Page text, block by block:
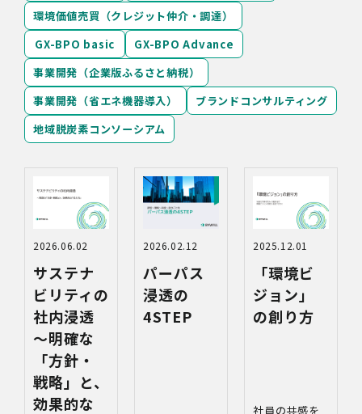
環境価値売買（クレジット仲介・調達）
GX-BPO basic
GX-BPO Advance
事業開発（企業版ふるさと納税）
事業開発（省エネ機器導入）
ブランドコンサルティング
地域脱炭素コンソーシアム
2026.06.02
サステナ
ビリティの
社内浸透
〜明確な
「方針・
戦略」と、
効果的な
2026.02.12
パーパス
浸透の
4STEP
2025.12.01
「環境ビ
ジョン」
の創り方
社員の共感を